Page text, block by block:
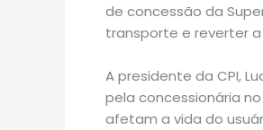
de concessão da
transporte e reverter
A presidente da CPI,
pela concessionária
afetam a vida do